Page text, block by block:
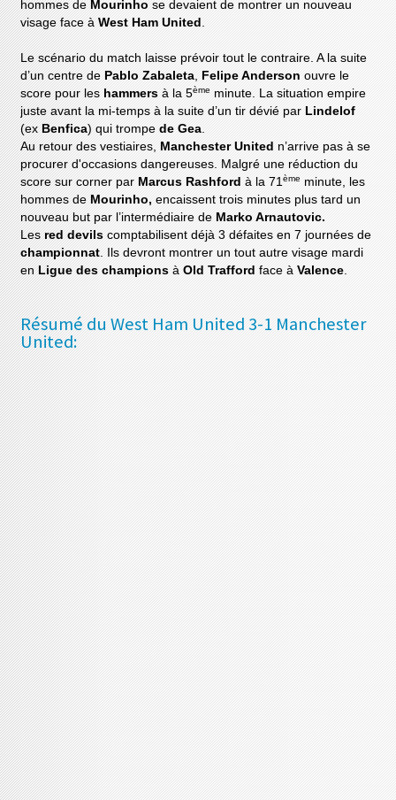
hommes de Mourinho se devaient de montrer un nouveau
visage face àWest Ham United
Le scénario du match laisse prévoir tout le contraire. A la suite
d’un centre de Pablo Zabaleta Felipe Anderson ouvre le
score pour les hammers à la 5ème minute. La situation empire
juste avant la mi-temps à la suite d’un tir dévié par Lindelof
(exBenfica) qui trompede Gea
Au retour des vestiaires,
Manchester United n’arrive pas à se
procurer d'occasions dangereuses. Malgré une réduction du
score sur corner par Marcus Rashford à la 71ème minute, les
hommes de Mourinho,encaissent trois minutes plus tard un
nouveau but par l’intermédiaire de Marko Arnautovic.
Lesred devilscomptabilisent déjà 3 défaites en 7 journées de
championnat . Ils devront montrer un tout autre visage mardi
enLigue des champions àOld Trafford face à Valence
Résumé du West Ham United 3-1 Manchester
United: